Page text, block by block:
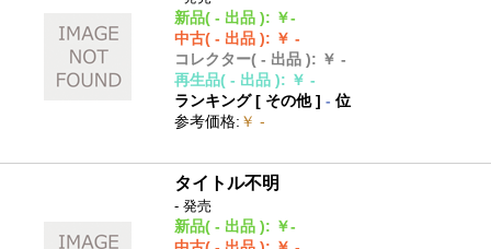
新品( - 出品 ): ￥-
中古( - 出品 ): ￥ -
コレクター( - 出品 ): ￥ -
再生品( - 出品 ): ￥ -
ランキング [ その他]- 位
参考価格: ￥ -
タイトル不明
- 発売
新品( - 出品 ): ￥-